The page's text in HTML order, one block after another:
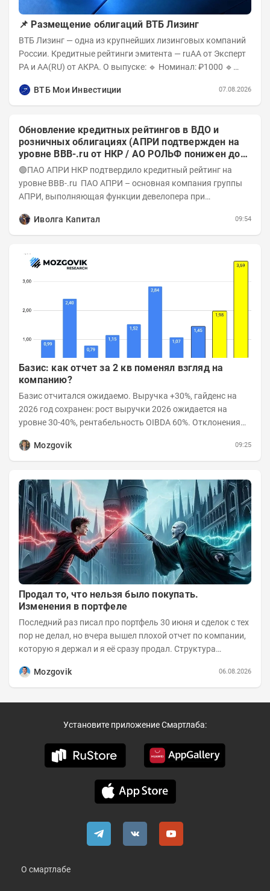
📌 Размещение облигаций ВТБ Лизинг
ВТБ Лизинг — одна из крупнейших лизинговых компаний
России. Кредитные рейтинги эмитента — ruAA от Эксперт
РА и AA(RU) от АКРА. О выпуске: 🔹 Номинал: ₽1000 🔹
ВТБ Мои Инвестиции
07.08.2026
Обновление кредитных рейтингов в ВДО и
розничных облигациях (АПРИ подтвержден на
уровне BBB-.ru от НКР / АО РОЛЬФ понижен до
А-(RU) / Элит Строй присвоен на уровне BBB.ru)
🟢ПАО АПРИ НКР подтвердило кредитный рейтинг на
уровне BBB-.ru ПАО АПРИ – основная компания группы
АПРИ, выполняющая функции девелопера при
Иволга Капитал
09:54
Базис: как отчет за 2 кв поменял взгляд на
компанию?
Базис отчитался ожидаемо. Выручка +30%, гайденс на
2026 год сохранен: рост выручки 2026 ожидается на
уровне 30-40%, рентабельность OIBDA 60%. Отклонения
Mozgovik
09:25
Продал то, что нельзя было покупать.
Изменения в портфеле
Последний раз писал про портфель 30 июня и сделок с тех
пор не делал, но вчера вышел плохой отчет по компании,
которую я держал и я её сразу продал. Структура
Mozgovik
06.08.2026
Установите приложение Смартлаба:
О смартлабе